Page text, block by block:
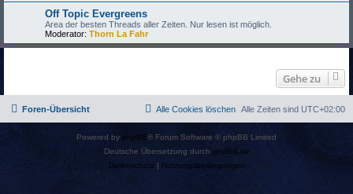
Off Topic Evergreens
Area der besten Threads aller Zeiten. Nur lesen ist möglich.
Moderator: Thorn La Fahr
Gehe zu
Foren-Übersicht Alle Zeiten sind UTC+02:00
Alle Cookies löschen
Powered by phpBB® Forum Software © phpBB Limited
Deutsche Übersetzung durch phpBB.de
Datenschutz | Nutzungsbedingungen